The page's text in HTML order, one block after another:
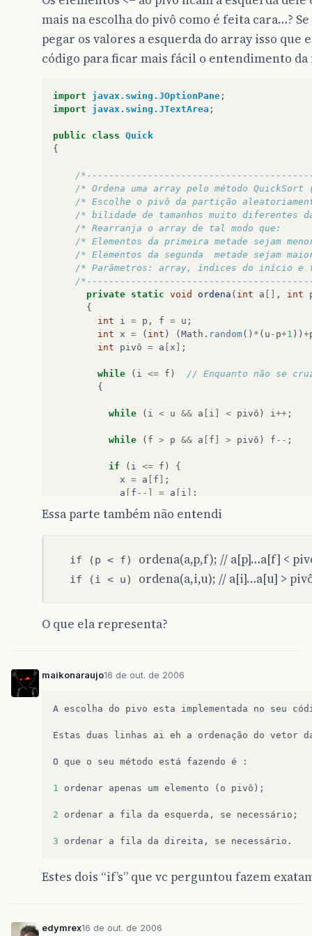
mais na escolha do pivô como é feita cara…?
pegar os valores a esquerda do array isso que
código para ficar mais fácil o entendimento
import javax.swing.JOptionPane ;
import
javax.swing.JTextArea ;
public class Quick
{
/
/* Ordena uma array pelo método
/* Escolhe o pivô da partição
/* bilidade de tamanhos muito diferentes
/* Rearranja o array de tal modo
/* Elementos da primeira metade sejam
/* Elementos da segunda  metade
/* Parâmetros: array, índices do
/
private static void ordena ( int a , int
{
int
i = p , f = u ;
int x = ( int ) ( Math . random() * ( u - p+1 )) +
int
pivô = a x ;
while ( i <= f )
// Enquanto não se
{
while ( i < u && a i < pivô ) i++ ;
while ( f > p && a f > pivô ) f -- ;
if ( i <= f )
{
x = a f
;
a
f --] = a i
;
[ i++]
}
if p f) ordena (a ,p, f);
ordena ( ,i u);
JTextArea texto
int
i ;
for ( i = 0 i < vet length ; i ++ )
vet [ ]=Integer . parseInt
}
ordena vet , 0 ,vet. length - 1 );
//********************
saida +=vet[i]+"\n";
texto .setText
Essa parte também não entendi
if (p < f) ordena(a,p,f); // a[p]…a[f] <
if (i < u) ordena(a,i,u); // a[i]…a[u] >
O que ela representa?
maikonaraujo16 de out. de 2006
A escolha do pivo esta implementada no seu
Estas duas linhas ai eh a ordenação do vetor
O que o seu método está fazendo é :
1 ordenar apenas um elemento ( o pivô );
2 ordenar a fila da esquerda , se necessário ;
3 ordenar a fila da direita , se necessário .
Estes dois “if’s” que vc perguntou fazem
edymrex16 de out. de 2006